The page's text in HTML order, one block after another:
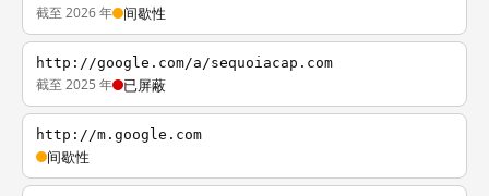
截至 2026 年 间歇性
http://google.com/a/sequoiacap.com
截至 2025 年 已屏蔽
http://m.google.com
间歇性